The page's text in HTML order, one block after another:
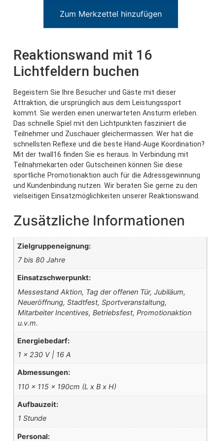
Zum Merkzettel hinzufügen
Reaktionswand mit 16
Lichtfeldern buchen
Begeistern Sie Ihre Besucher und Gäste mit dieser
Attraktion, die ursprünglich aus dem Leistungssport
kommt. Sie werden einen unerwarteten Ansturm erleben.
Das schnelle Spiel mit den Lichtpunkten fasziniert die
Teilnehmer und Zuschauer gleichermassen. Wer hat die
schnellsten Reflexe und die beste Hand-Auge Koordination?
Mit der twall16 finden Sie es heraus. In Verbindung mit
Teilnahmekarten oder Gutscheinen können Sie diese
sportliche Promotionaktion auch für die Adressgewinnung
und Kundenbindung nutzen. Wir beraten Sie gerne zu den
vielseitigen Einsatzmöglichkeiten unserer Reaktionswand.
Zusätzliche Informationen
Zielgruppeneignung:
7 bis 80 Jahre
Einsatzschwerpunkt:
Messestand Aktion, Tag der offenen Tür, Jubiläum,
Neueröffnung, Stadtfest, Sportveranstaltung,
Mitarbeiter Incentives, Betriebsfest, Promotionaktion
u.v.m.
Energiebedarf:
1 x 230 V | 16 A
Abmessungen:
110 x 115 x 190cm (L x B x H)
Aufbauzeit:
1 Stunde
Personal: